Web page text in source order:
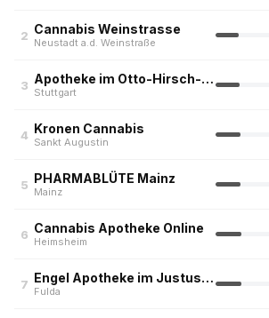
2 Cannabis Weinstrasse
Neustadt a.d. Weinstraße
3 Apotheke im Otto-Hirsch-Center
Stuttgart
4 Kronen Cannabis
Sankt Augustin
5 PHARMABLÜTE Mainz
Mainz
6 Cannabis Apotheke Online
Heimsheim
7 Engel Apotheke im Justus Liebig Center
Fulda